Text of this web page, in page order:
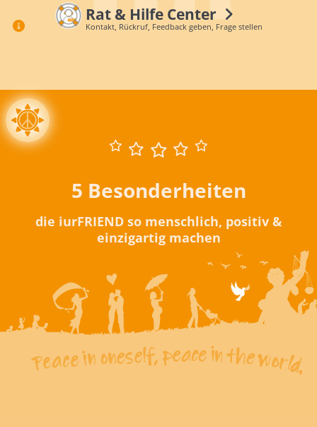
Rat & Hilfe Center
Kontakt, Rückruf, Feedback geben, Frage stellen
5 Besonderheiten
die iurFRIEND so menschlich, positiv &
einzigartig machen